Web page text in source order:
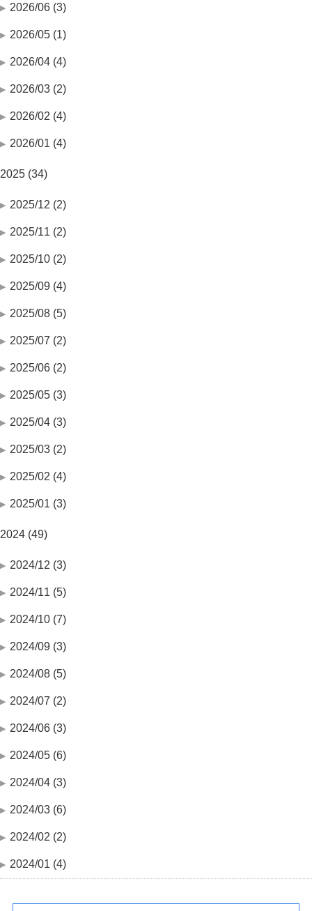
2026/06 (3)
2026/05 (1)
2026/04 (4)
2026/03 (2)
2026/02 (4)
2026/01 (4)
2025 (34)
2025/12 (2)
2025/11 (2)
2025/10 (2)
2025/09 (4)
2025/08 (5)
2025/07 (2)
2025/06 (2)
2025/05 (3)
2025/04 (3)
2025/03 (2)
2025/02 (4)
2025/01 (3)
2024 (49)
2024/12 (3)
2024/11 (5)
2024/10 (7)
2024/09 (3)
2024/08 (5)
2024/07 (2)
2024/06 (3)
2024/05 (6)
2024/04 (3)
2024/03 (6)
2024/02 (2)
2024/01 (4)